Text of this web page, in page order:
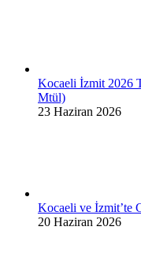
Kocaeli İzmit 2026
Mtül)
23 Haziran 2026
Kocaeli ve İzmit’te
20 Haziran 2026